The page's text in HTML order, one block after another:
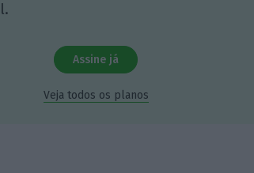
Assine já
Veja todos os planos